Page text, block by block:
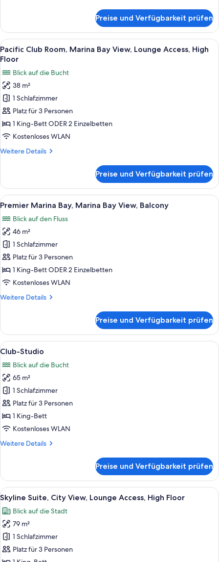
Club
King
Preise und Verfügbarkeit prüfen
Alle
Fotos
Pacific
Club
Room,
Marina
Bay
View,
Access,
anzeigen
Ein Hotelzimmer mit einem großen
7
Pacific Club Room, Marina Bay View, Lounge Access, High
Floor
Blick auf die Bucht
38 m²
1 Schlafzimmer
Platz für 3 Personen
1 King-Bett ODER 2 Einzelbetten
Kostenloses WLAN
Weitere Details
Weitere
Club
Room,
Marina
View,
Lounge
Access,
High
Floor
Preise und Verfügbarkeit prüfen
Alle
Fotos
für
Premier
Marina
Bay,
Marina
Bay
Balcony
Ein modernes Hotelzimmer mit
5
Premier Marina Bay, Marina Bay View, Balcony
Blick auf den Fluss
46 m²
1 Schlafzimmer
Platz für 3 Personen
1 King-Bett ODER 2 Einzelbetten
Kostenloses WLAN
Weitere Details
Weitere
Marina
Bay,
Marina
View,
Balcony
Preise und Verfügbarkeit prüfen
Alle
Fotos
für
Club-
Studio
anzeigen
Ein modernes Hotelzimmer mit
7
Club-Studio
Blick auf die Bucht
65 m²
1 Schlafzimmer
Platz für 3 Personen
1 King-Bett
Kostenloses WLAN
Weitere Details
Weitere
Studio
Preise und Verfügbarkeit prüfen
Alle
Fotos
für
Skyline
Suite,
City
Ein modernes Hotelzimmer mit
9
Skyline Suite, City View, Lounge Access, High Floor
Blick auf die Stadt
79 m²
1 Schlafzimmer
Platz für 3 Personen